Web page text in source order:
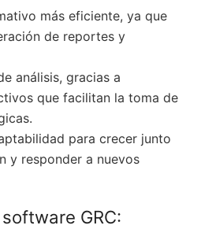
más eficiente, ya que
de reportes y
análisis, gracias a
que facilitan la toma de
para crecer junto
y responder a nuevos
GRC: